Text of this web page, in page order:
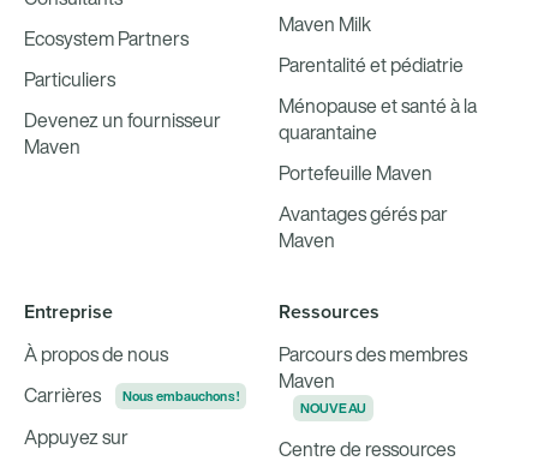
Ecosystem Partners
Particuliers
Devenez un fournisseur
Maven
Maven Milk
Parentalité et pédiatrie
Ménopause et santé à la
quarantaine
Portefeuille Maven
Avantages gérés par
Maven
Entreprise
À propos de nous
Carrières
Nous embauchons !
Appuyez sur
Ressources
Parcours des membres
Maven
NOUVEAU
Centre de ressources